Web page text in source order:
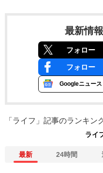
最新情
フォロー
フォロー
Googleニュース
「ライフ」記事のランキン
ライ
最新 24時間